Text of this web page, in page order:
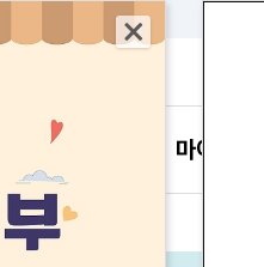
고객센터 마이페이지